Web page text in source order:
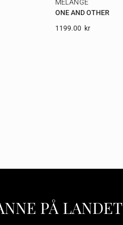
MELANGE
ONE AND OTHER
1199.00 Kr
PÅ LANDET